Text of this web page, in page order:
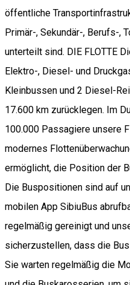
öffentliche
Primär-, Sekundär-, Berufs-,
unterteilt sind. DIE FLOTTE
Elektro-, Diesel- und
Kleinbussen und 2 Diesel-
17.600 km zurücklegen. Im
100.000 Passagiere unsere
modernes
ermöglicht, die Position der
Die Buspositionen sind auf
mobilen App SibiuBus
regelmäßig gereinigt und
sicherzustellen, dass die
Sie warten regelmäßig die